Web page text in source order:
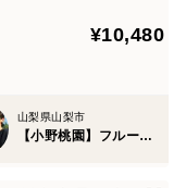
ってきて【黄緑
創り上げてきた小
は！
中元ギフト】¥10,480
山梨県山梨市
【小野桃園】フルーツ王国山梨ブランド